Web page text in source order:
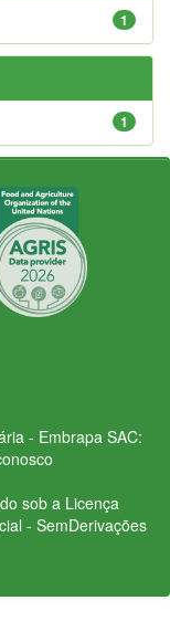
1
1
- Embrapa SAC:
sob a Licença
- SemDerivações